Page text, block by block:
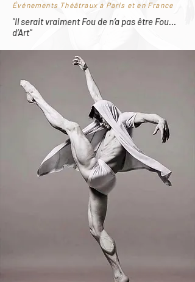
Événements Théâtraux à Paris et en France
"Il serait vraiment Fou de n’a pas être Fou…
d’Art"